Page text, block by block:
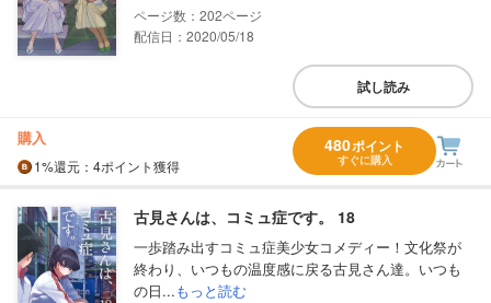
202
配信日：2020/05/18
試し読み
購入
1%還元 ：4ポイント獲得
480ポイント
すぐに購入
古見さんは、コミュ症です。 18
一歩踏み出すコミュ症美少女コメディー！文化祭が
終わり、いつもの温度感に戻る古見さん達。いつも
の日...もっと読む